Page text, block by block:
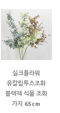
실크플라워
유칼립투스조화
블랙잭 식물 조화
가지 65cm